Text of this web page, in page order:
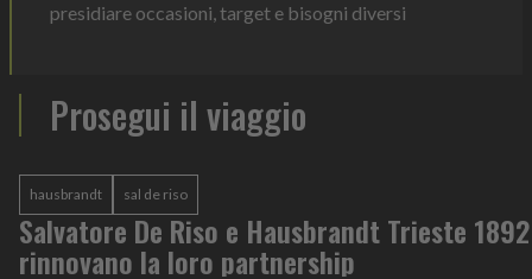
presidiare occasioni, target e bisogni diversi
Prosegui il viaggio
hausbrandt sal de riso
Salvatore De Riso e Hausbrandt Trieste 1892
rinnovano la loro partnership